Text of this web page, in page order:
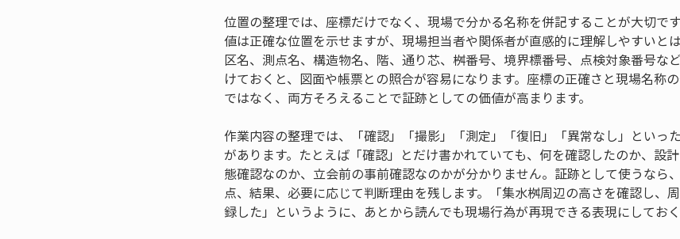
位置の整理では、座標だけでなく、現場で分かる名称を併記することが大切で
値は正確な位置を示せますが、現場担当者や関係者が直感的に理解しやすいと
区名、測点名、構造物名、階、通り芯、桝番号、境界標番号、点検対象番号な
けておくと、図面や帳票との照合が容易になります。座標の正確さと現場名称
ではなく、両方そろえることで証跡としての価値が高まります。
作業内容の整理では、「確認」「撮影」「測定」「復旧」「異常なし」といっ
があります。たとえば「確認」とだけ書かれていても、何を確認したのか、設
態確認なのか、立会前の事前確認なのかが分かりません。証跡として使うなら
点、結果、必要に応じて判断理由を残します。「集水桝周辺の高さを確認し、
録した」というように、あとから読んでも現場行為が再現できる表現にしておく